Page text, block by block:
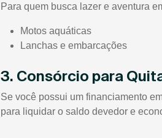
Para quem busca lazer e aventura
Motos aquáticas
Lanchas e embarcações
3. Consórcio para
Se você possui um financiamento
para liquidar o saldo devedor e